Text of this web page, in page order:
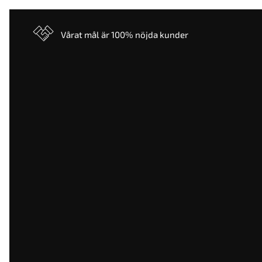
Vårat mål är 100% nöjda kunder